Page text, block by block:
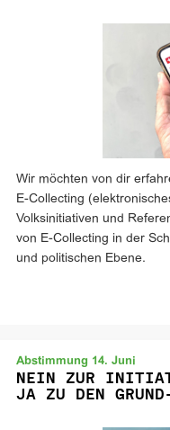
Wir möchten von dir
E-Collecting
Volksinitiativen und
von E-Collecting in der
und politischen Ebene.
Abstimmung 14. Juni
NEIN ZUR
JA ZU DEN